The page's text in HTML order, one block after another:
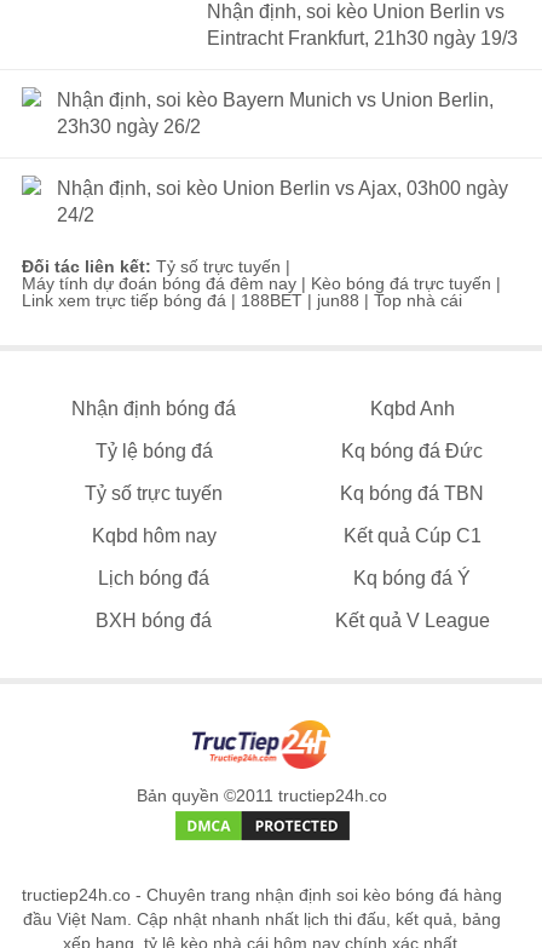
Nhận định, soi kèo Union Berlin vs
Eintracht Frankfurt, 21h30 ngày 19/3
Nhận định, soi kèo Bayern Munich vs Union Berlin,
23h30 ngày 26/2
Nhận định, soi kèo Union Berlin vs Ajax, 03h00 ngày
24/2
Đối tác liên kết: Tỷ số trực tuyến |
Máy tính dự đoán bóng đá đêm nay | Kèo bóng đá trực tuyến |
Link xem trực tiếp bóng đá | 188BET | jun88 | Top nhà cái
Nhận định bóng đá Kqbd Anh
Tỷ lệ bóng đá Kq bóng đá Đức
Tỷ số trực tuyến Kq bóng đá TBN
Kqbd hôm nay Kết quả Cúp C1
Lịch bóng đá Kq bóng đá Ý
BXH bóng đá Kết quả V League
Bản quyền ©2011 tructiep24h.co
tructiep24h.co - Chuyên trang nhận định soi kèo bóng đá hàng
đầu Việt Nam. Cập nhật nhanh nhất lịch thi đấu, kết quả, bảng
xếp hạng, tỷ lệ kèo nhà cái hôm nay chính xác nhất.